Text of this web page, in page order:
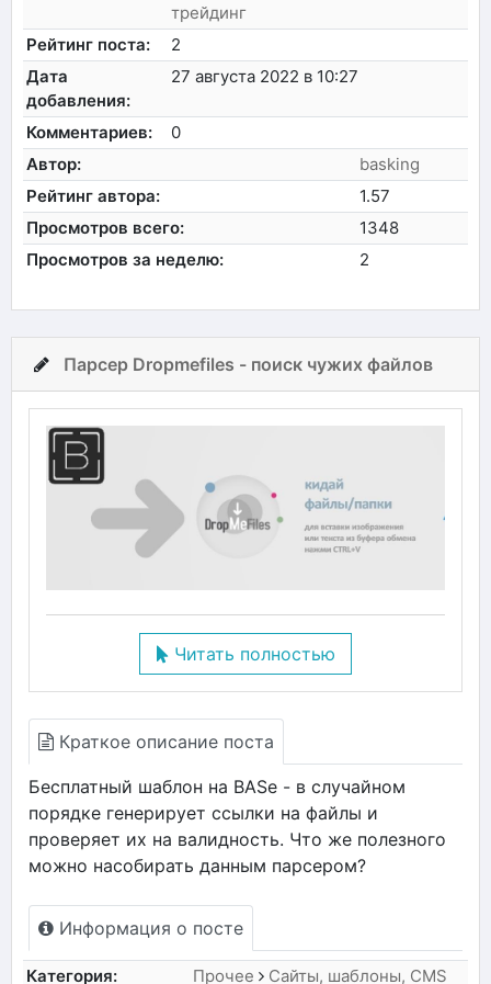
трейдинг
Рейтинг поста:
2
Дата
добавления:
27 августа 2022 в 10:27
Комментариев:
0
Автор:
basking
Рейтинг автора:
1.57
Просмотров всего:
1348
Просмотров за неделю:
2
Парсер Dropmefiles - поиск чужих файлов
Читать полностью
Краткое описание поста
Бесплатный шаблон на BASе - в случайном
порядке генерирует ссылки на файлы и
проверяет их на валидность. Что же полезного
можно насобирать данным парсером?
Информация о посте
Категория: Прочее Сайты, шаблоны, CMS